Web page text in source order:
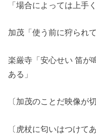
「場合によっては上手
加茂「使う前に狩られ
楽厳寺「安心せい 笛が
ある」
〔加茂のことだ映像が
〔虎杖に匂いはつけて